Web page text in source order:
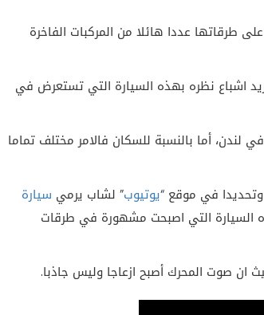
طرقاتها عددا هائلا من المركبات الفاخرة
اشباع نظره بهذه السيارة التي تستعرض في
لندن، أما بالنسبة للسكان فالامر مختلف تماما
في موقع “يوتيوب” لشاب يرمي سيارة
السيارة التي اصبحت مشهورة في طرقات
ان صوت المحرك أصبح ازعاجا وليس جاذبا.